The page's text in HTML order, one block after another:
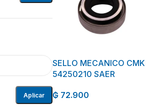
Aplicar
SELLO MECANICO CMK
54250210 SAER
₲ 72.900